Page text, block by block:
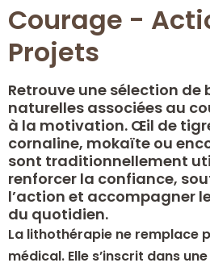
Courage -
Projets
Retrouve une sélection de
naturelles associées au
à la motivation. Œil de
cornaline, mokaïte ou
sont traditionnellement
renforcer la confiance,
l’action et accompagner
du quotidien.
La lithothérapie ne remplace
médical. Elle s’inscrit dans